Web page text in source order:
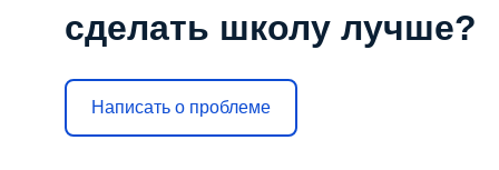
сделать школу лучше?
Написать о проблеме